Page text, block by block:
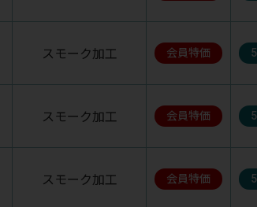
スモーク加工 会員特価
スモーク加工 会員特価
スモーク加工 会員特価